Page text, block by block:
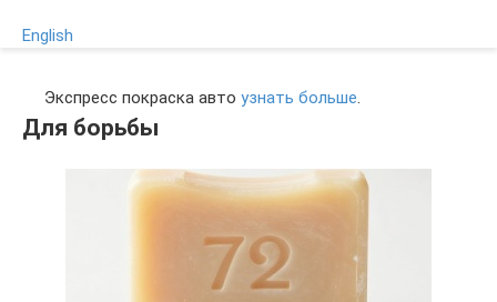
English
Экспресс покраска авто узнать больше.
Для борьбы